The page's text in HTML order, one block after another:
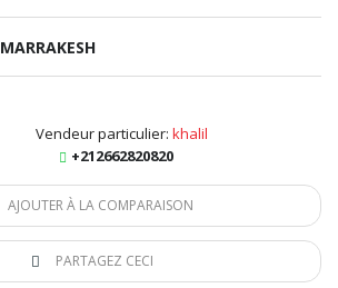
MARRAKESH
Vendeur particulier: khalil
+212662820820
AJOUTER À LA COMPARAISON
PARTAGEZ CECI